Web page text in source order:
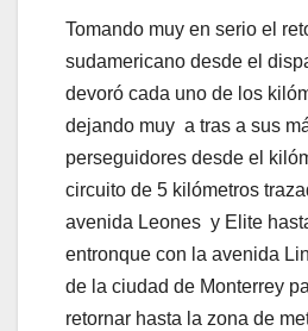
Tomando muy en serio el
sudamericano desde el
devoró cada uno de los
dejando muy a tras a sus
perseguidores desde el
circuito de 5 kilómetros
avenida Leones y Elite
entronque con la avenida
de la ciudad de Monterrey
retornar hasta la zona de